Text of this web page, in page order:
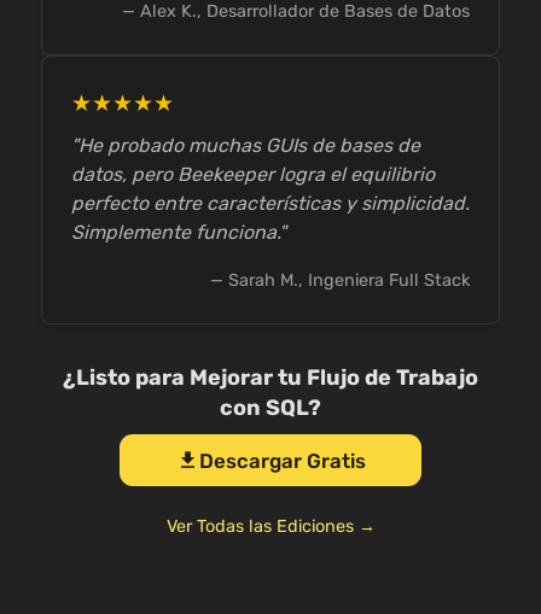
— Alex K., Desarrollador de Bases de Datos
★★★★★
"He probado muchas GUIs de bases de
datos, pero Beekeeper logra el equilibrio
perfecto entre características y simplicidad.
Simplemente funciona."
— Sarah M., Ingeniera Full Stack
¿Listo para Mejorar tu Flujo de Trabajo
con SQL?
download Descargar Gratis
Ver Todas las Ediciones →